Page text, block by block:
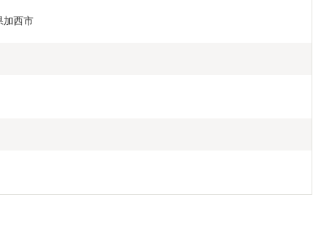
加西市